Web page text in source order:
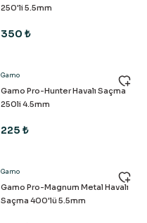
250'li 5.5mm
350 ₺
Gamo
Gamo Pro-Hunter Havalı Saçma
250li 4.5mm
225 ₺
Gamo
Gamo Pro-Magnum Metal Havalı
Saçma 400'lü 5.5mm